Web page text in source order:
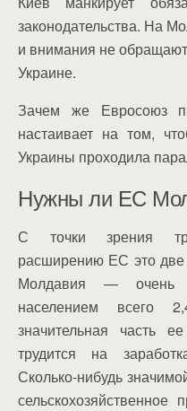
законодательства. На
и внимания не
Украине.
Зачем же Евросоюз
настаивает на том,
Украины проходила
Нужны ли ЕС
С точки зрения
расширению ЕС это
Молдавия — очень
населением всего
значительная часть
трудится на
Сколько-нибудь